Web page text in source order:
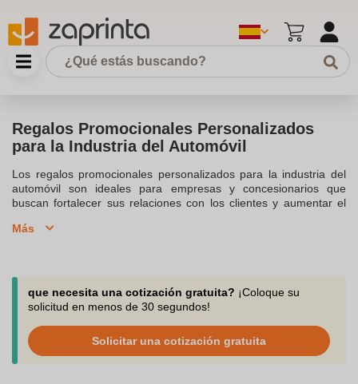
Regalos Promocionales Personalizados
para la Industria del Automóvil
Los regalos promocionales personalizados para la industria del
automóvil son ideales para empresas y concesionarios que
buscan fortalecer sus relaciones con los clientes y aumentar el
accesorios para coches que pueden ser personalizados con el
útiles y prácticos para los entusiastas del automóvil, sino que
también son perfectos para ferias y eventos relacionados con el
sector de la automoción. Al elegir regalos corporativos como
estrategia de marketing y fomentar la fidelidad de los clientes.
¡Descubre nuestro amplio catálogo de regalos promocionales
personalizados para el mundo del automóvil y destaca con
Más
que necesita una cotización gratuita? ¡Coloque su
solicitud en menos de 30 segundos!
Solicitar una cotización gratuita